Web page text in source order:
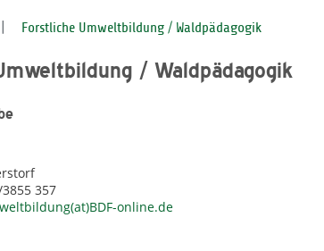
Forstliche Umweltbildung / Waldpädagogik
/ Waldpädagogik
357
online.de